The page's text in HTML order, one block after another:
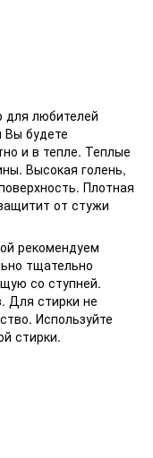
для любителей
Вы будете
и в тепле. Теплые
Высокая голень,
Плотная
от стужи
рекомендуем
тщательно
со ступней.
Для стирки не
Используйте
стирки.